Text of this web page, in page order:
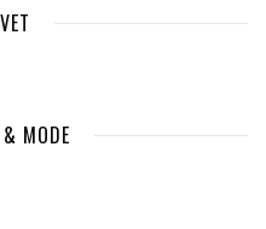
MODE